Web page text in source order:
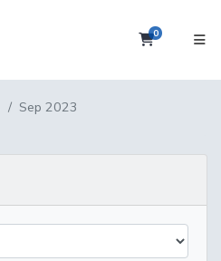
0Carrito
Sep 2023